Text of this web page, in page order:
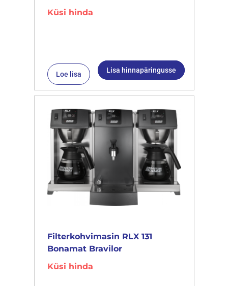
Küsi hinda
Loe lisa Lisa hinnapäringusse
Filterkohvimasin RLX 131
Bonamat Bravilor
Küsi hinda